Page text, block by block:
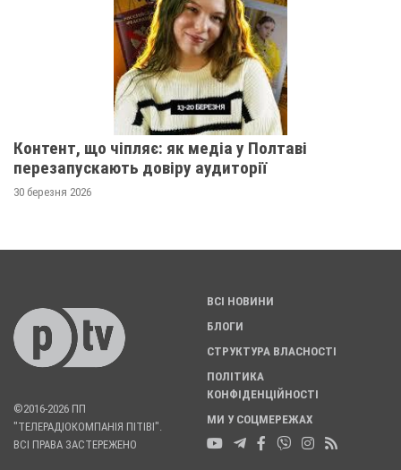
Контент, що чіпляє: як медіа у Полтаві
перезапускають довіру аудиторії
30 березня 2026
©2016-2026 ПП
"ТЕЛЕРАДІОКОМПАНІЯ ПІТІВІ".
ВСІ ПРАВА ЗАСТЕРЕЖЕНО
ВСІ НОВИНИ
БЛОГИ
СТРУКТУРА ВЛАСНОСТІ
ПОЛІТИКА
КОНФІДЕНЦІЙНОСТІ
МИ У СОЦМЕРЕЖАХ